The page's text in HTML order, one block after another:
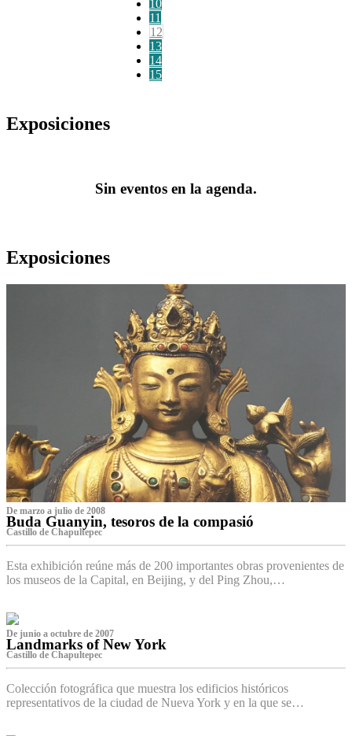
10
11
12
13
14
15
Exposiciones
Sin eventos en la agenda.
Exposiciones
De marzo a julio de 2008
Buda Guanyin, tesoros de la compasió
Castillo de Chapultepec
Esta exhibición reúne más de 200 importantes obras provenientes de
los museos de la Capital, en Beijing, y del Ping Zhou,…
De junio a octubre de 2007
Landmarks of New York
Castillo de Chapultepec
Colección fotográfica que muestra los edificios históricos
representativos de la ciudad de Nueva York y en la que se…